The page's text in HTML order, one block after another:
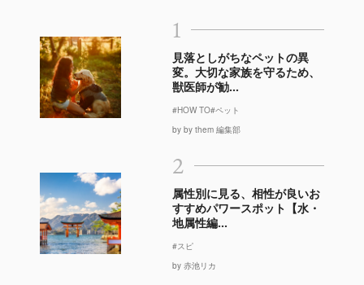
1
見落としがちなペットの異
変。大切な家族を守るため、
獣医師が勧...
#HOW TO#ペット
by by them 編集部
2
属性別に見る、相性が良いお
すすめパワースポット【水・
地属性編...
#スピ
by 赤池リカ